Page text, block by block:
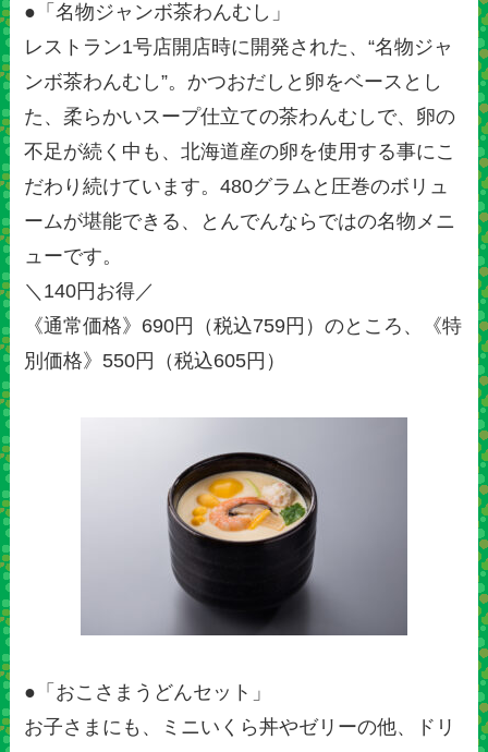
●「名物ジャンボ茶わんむし」
レストラン1号店開店時に開発された、“名物ジャ
ンボ茶わんむし”。かつおだしと卵をベースとし
た、柔らかいスープ仕立ての茶わんむしで、卵の
不足が続く中も、北海道産の卵を使用する事にこ
だわり続けています。480グラムと圧巻のボリュ
ームが堪能できる、とんでんならではの名物メニ
ューです。
＼140円お得／
《通常価格》690円（税込759円）のところ、《特
別価格》550円（税込605円）
●「おこさまうどんセット」
お子さまにも、ミニいくら丼やゼリーの他、ドリ